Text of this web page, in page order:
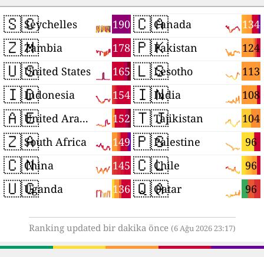
🇸🇨 190
Seychelles
🇿🇲 178
Zambia
🇺🇸 165
United States
🇮🇩 154
Indonesia
🇦🇪 152
United Arab Emirates
🇿🇦 149
South Africa
🇨🇳 145
China
🇺🇬 136
Uganda
🇨🇦 134
Canada
🇵🇰 124
Pakistan
🇱🇸 113
Lesotho
🇮🇳 108
India
🇹🇯 104
Tajikistan
🇵🇸 96
Palestine
🇨🇱 96
Chile
🇶🇦 96
Qatar
Ranking updated bir dakika önce (6 Ağu 2026 23:17)